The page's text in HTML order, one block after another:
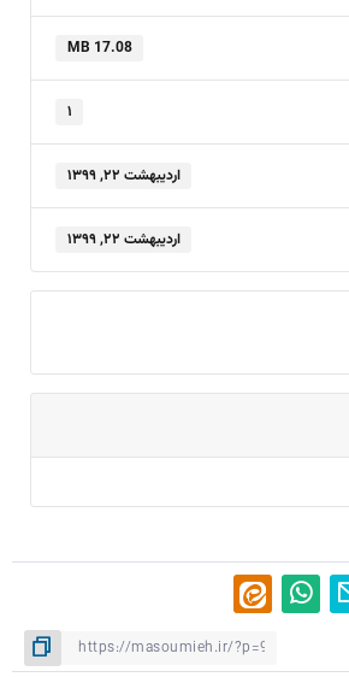
17.08 MB
۱
اردیبهشت ۲۲, ۱۳۹۹
اردیبهشت ۲۲, ۱۳۹۹